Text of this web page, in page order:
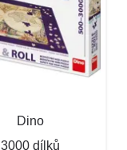
Dino
3000 dílků